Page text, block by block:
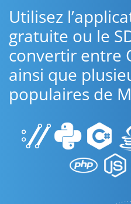
Utilisez
gratuite ou le
convertir entre
ainsi que
populaires de